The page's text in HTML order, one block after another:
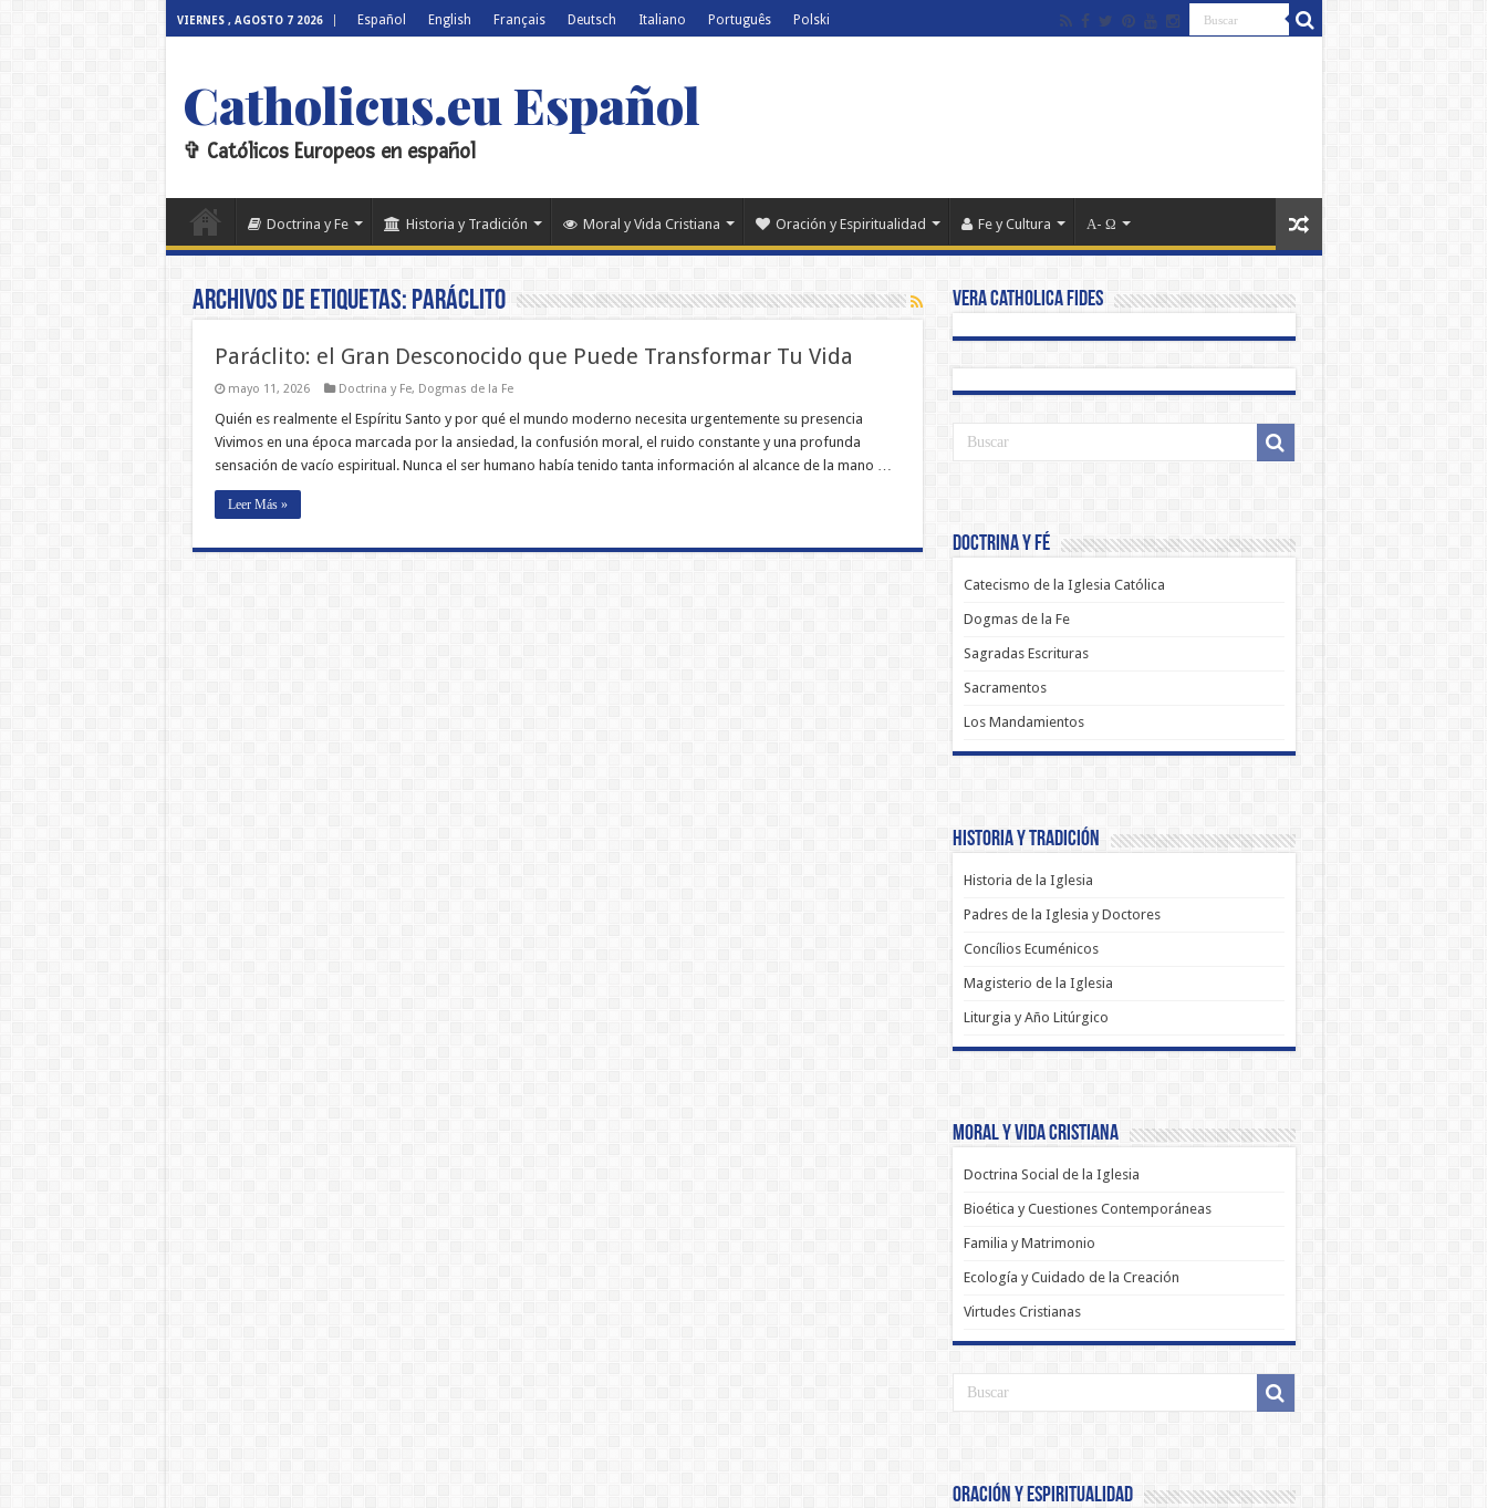
VIERNES , AGOSTO 7 2026 Español English Français Deutsch Italiano Português Polski
Catholicus.eu Español
✞ Católicos Europeos en español
Doctrina y Fe Historia y Tradición Moral y Vida Cristiana Oración y Espiritualidad Fe y Cultura Α- Ω
Archivos de etiquetas: Paráclito
Paráclito: el Gran Desconocido que Puede Transformar Tu Vida
mayo 11, 2026 Doctrina y Fe, Dogmas de la Fe
Quién es realmente el Espíritu Santo y por qué el mundo moderno necesita urgentemente su presencia
Vivimos en una época marcada por la ansiedad, la confusión moral, el ruido constante y una profunda
sensación de vacío espiritual. Nunca el ser humano había tenido tanta información al alcance de la mano …
Leer Más »
Vera Catholica Fides
Doctrina y Fé
Catecismo de la Iglesia Católica
Dogmas de la Fe
Sagradas Escrituras
Sacramentos
Los Mandamientos
Historia y Tradición
Historia de la Iglesia
Padres de la Iglesia y Doctores
Concílios Ecuménicos
Magisterio de la Iglesia
Liturgia y Año Litúrgico
Moral y Vida Cristiana
Doctrina Social de la Iglesia
Bioética y Cuestiones Contemporáneas
Familia y Matrimonio
Ecología y Cuidado de la Creación
Virtudes Cristianas
Oración y Espiritualidad